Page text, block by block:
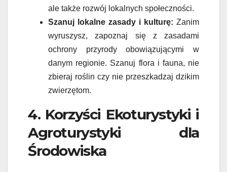
ale także rozwój lokalnych społeczności.
Szanuj lokalne zasady i kulturę: Zanim
wyruszysz, zapoznaj się z zasadami
ochrony przyrody obowiązującymi w
danym regionie. Szanuj flora i fauna, nie
zbieraj roślin czy nie przeszkadzaj dzikim
zwierzętom.
4. Korzyści Ekoturystyki i
Agroturystyki dla
Środowiska